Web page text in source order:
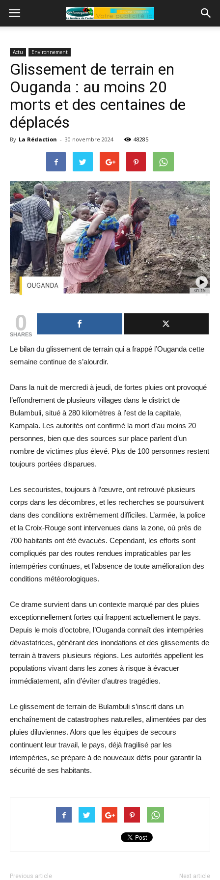
Actu Environnement
Glissement de terrain en
Ouganda : au moins 20
morts et des centaines de
déplacés
By La Rédaction - 30 novembre 2024 48285
0
SHARES
Le bilan du glissement de terrain qui a frappé l’Ouganda cette
semaine continue de s’alourdir.
Dans la nuit de mercredi à jeudi, de fortes pluies ont provoqué
l’effondrement de plusieurs villages dans le district de
Bulambuli, situé à 280 kilomètres à l’est de la capitale,
Kampala. Les autorités ont confirmé la mort d’au moins 20
personnes, bien que des sources sur place parlent d’un
nombre de victimes plus élevé. Plus de 100 personnes restent
toujours portées disparues.
Les secouristes, toujours à l’œuvre, ont retrouvé plusieurs
corps dans les décombres, et les recherches se poursuivent
dans des conditions extrêmement difficiles. L’armée, la police
et la Croix-Rouge sont intervenues dans la zone, où près de
700 habitants ont été évacués. Cependant, les efforts sont
compliqués par des routes rendues impraticables par les
intempéries continues, et l’absence de toute amélioration des
conditions météorologiques.
Ce drame survient dans un contexte marqué par des pluies
exceptionnellement fortes qui frappent actuellement le pays.
Depuis le mois d’octobre, l’Ouganda connaît des intempéries
dévastatrices, générant des inondations et des glissements de
terrain à travers plusieurs régions. Les autorités appellent les
populations vivant dans les zones à risque à évacuer
immédiatement, afin d’éviter d’autres tragédies.
Le glissement de terrain de Bulambuli s’inscrit dans un
enchaînement de catastrophes naturelles, alimentées par des
pluies diluviennes. Alors que les équipes de secours
continuent leur travail, le pays, déjà fragilisé par les
intempéries, se prépare à de nouveaux défis pour garantir la
sécurité de ses habitants.
Previous article Next article